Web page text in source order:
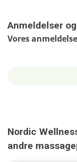
Anmeldelser
Vores anmeldelse
Nordic
andre